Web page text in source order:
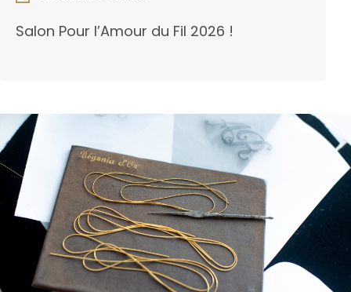
Salon Pour l’Amour du Fil 2026 !